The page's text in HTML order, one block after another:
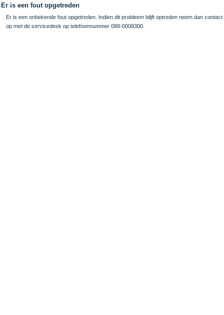
Er is een fout opgetreden
Er is een onbekende fout opgetreden. Indien dit probleem blijft optreden neem dan contact
op met de servicedesk op telefoonnummer 088-0008300.